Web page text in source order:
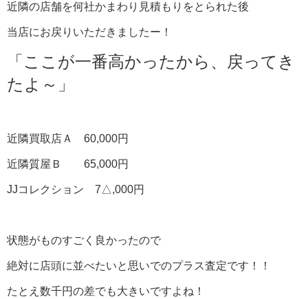
近隣の店舗を何社かまわり見積もりをとられた後
当店にお戻りいただきましたー！
「ここが一番高かったから、戻ってき
たよ～」
近隣買取店Ａ 60,000円
近隣質屋Ｂ 65,000円
JJコレクション 7△,000円
状態がものすごく良かったので
絶対に店頭に並べたいと思いでのプラス査定です！！
たとえ数千円の差でも大きいですよね！